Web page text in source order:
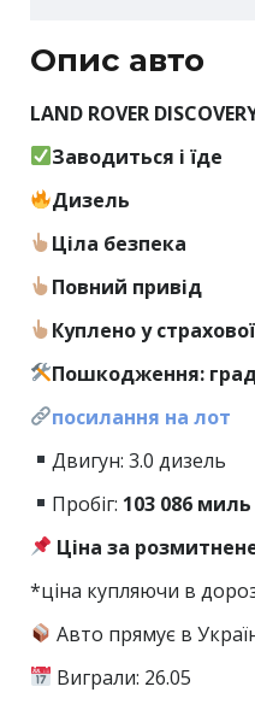
Опис авто
LAND ROVER
Заводиться і їде
Дизель
Ціла безпека
Повний привід
Куплено у страхової
Пошкодження:
посилання на лот
Двигун: 3.0 дизель
Пробіг: 103 086 миль
Ціна за
*ціна купляючи в
Авто прямує в
Виграли: 26.05